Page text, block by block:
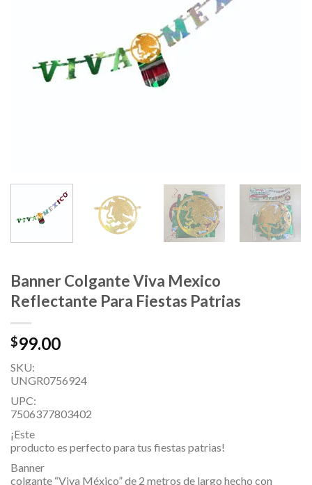
Banner Colgante Viva Mexico
Reflectante Para Fiestas Patrias
$99.00
SKU:
UNGR0756924
UPC:
7506377803402
¡Este
producto es perfecto para tus fiestas patrias!
Banner
colgante “Viva México” de 2 metros de largo hecho con